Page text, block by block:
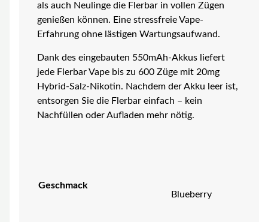
als auch Neulinge die Flerbar in vollen Zügen
genießen können. Eine stressfreie Vape-
Erfahrung ohne lästigen Wartungsaufwand.
Dank des eingebauten 550mAh-Akkus liefert
jede Flerbar Vape bis zu 600 Züge mit 20mg
Hybrid-Salz-Nikotin. Nachdem der Akku leer ist,
entsorgen Sie die Flerbar einfach – kein
Nachfüllen oder Aufladen mehr nötig.
Geschmack
Blueberry